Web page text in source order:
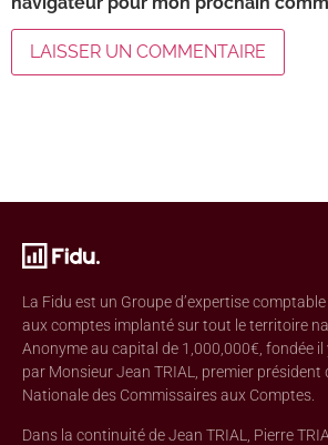
La Fidu est un Groupe d’expertise
aux comptes implanté sur tout le territoire
Anonyme au capital de 1,000,000€, fondée il
par Monsieur Jean TRIAL, premier président
Nationale des Commissaires aux Comptes.
Dans la continuité de Jean TRIAL, Pierre